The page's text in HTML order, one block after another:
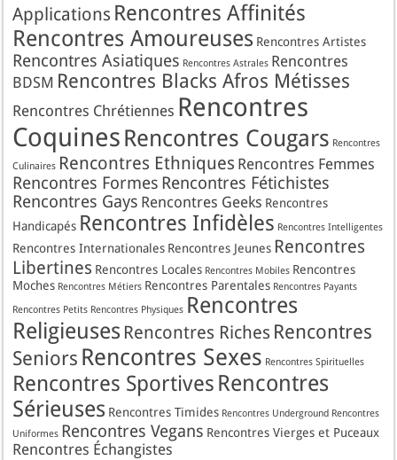
Applications Rencontres Affinités
Rencontres Amoureuses Rencontres Artistes
Rencontres Asiatiques Rencontres Astrales Rencontres
BDSM Rencontres Blacks Afros Métisses
Rencontres Chrétiennes Rencontres
Coquines Rencontres Cougars Rencontres
Culinaires Rencontres Ethniques Rencontres Femmes
Rencontres Formes Rencontres Fétichistes
Rencontres Gays Rencontres Geeks Rencontres
Handicapés Rencontres Infidèles Rencontres Intelligentes
Rencontres Internationales Rencontres Jeunes Rencontres
Libertines Rencontres Locales Rencontres Mobiles Rencontres
Moches Rencontres Métiers Rencontres Parentales Rencontres Payants
Rencontres Petits Rencontres Physiques Rencontres
Religieuses Rencontres Riches Rencontres
Seniors Rencontres Sexes Rencontres Spirituelles
Rencontres Sportives Rencontres
Sérieuses Rencontres Timides Rencontres Underground Rencontres
Uniformes Rencontres Vegans Rencontres Vierges et Puceaux
Rencontres Échangistes